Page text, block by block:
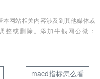
本网站相关内容涉及到其他媒体或
或删除。添加牛钱网公微：
macd指标怎么看